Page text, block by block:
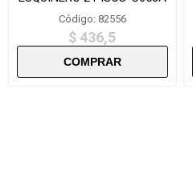
Código: 82556
$ 436,5